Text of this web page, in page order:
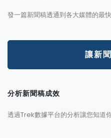
發一篇新聞稿透通到各大媒體的最
讓新
分析新聞稿成效
透過Trek數據平台的分析讓您知道